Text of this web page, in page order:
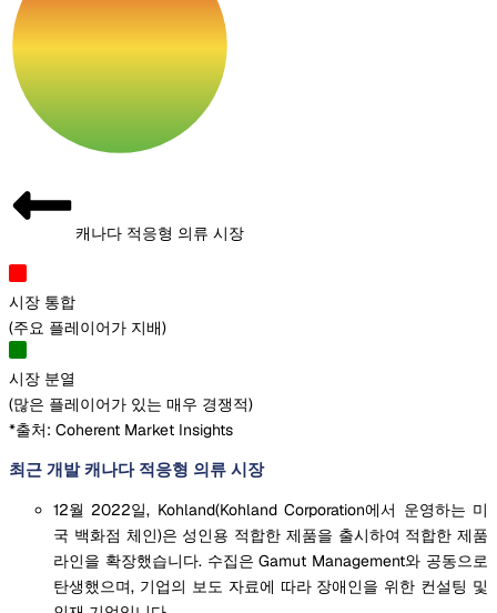
캐나다 적응형 의류 시장
시장 통합
(주요 플레이어가 지배)
시장 분열
(많은 플레이어가 있는 매우 경쟁적)
*출처: Coherent Market Insights
최근 개발 캐나다 적응형 의류 시장
12월 2022일, Kohland(Kohland Corporation에서 운영하는 미
국 백화점 체인)은 성인용 적합한 제품을 출시하여 적합한 제품
라인을 확장했습니다. 수집은 Gamut Management와 공동으로
탄생했으며, 기업의 보도 자료에 따라 장애인을 위한 컨설팅 및